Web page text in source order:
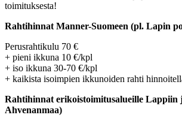
toimituksesta!
Rahtihinnat Manner-Suomeen (pl. Lapin
Perusrahtikulu 70 €
+ pieni ikkuna 10 €/kpl
+ iso ikkuna 30-70 €/kpl
+ kaikista isoimpien ikkunoiden rahti
Rahtihinnat erikoistoimitusalueille Lappiin
Ahvenanmaa)